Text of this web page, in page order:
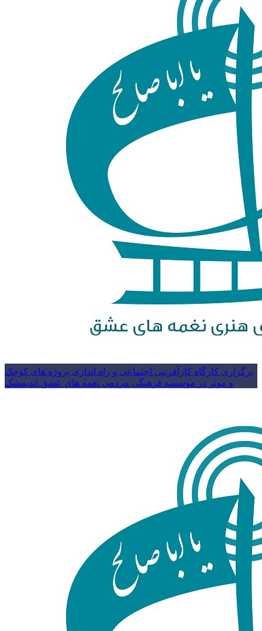
برگزاری کارگاه کارآفرینی اجتماعی و راه اندازی پروژه های کوچک
و موثر در موسسه فرهنگی مردمی نغمه های عشق اندیمشک